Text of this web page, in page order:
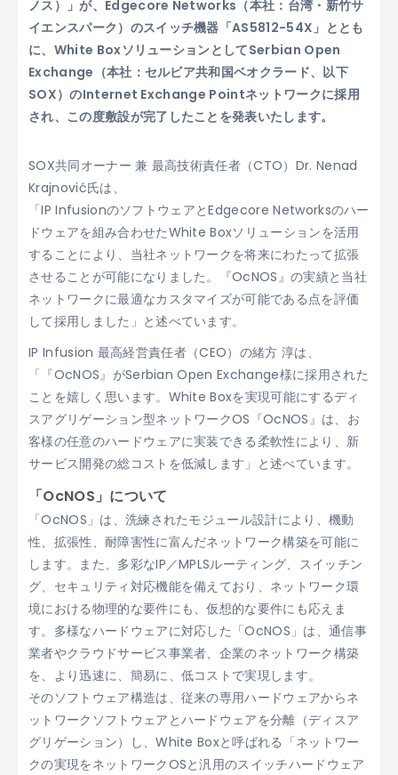
ノス）」が、Edgecore Networks（本社：台湾・新竹サ
イエンスパーク）のスイッチ機器「AS5812-54X」ととも
に、White BoxソリューションとしてSerbian Open
Exchange（本社：セルビア共和国ベオクラード、以下
SOX）のInternet Exchange Pointネットワークに採用
され、この度敷設が完了したことを発表いたします。
SOX共同オーナー 兼 最高技術責任者（CTO）Dr. Nenad
Krajnović氏は、
「IP InfusionのソフトウェアとEdgecore Networksのハー
ドウェアを組み合わせたWhite Boxソリューションを活用
することにより、当社ネットワークを将来にわたって拡張
させることが可能になりました。『OcNOS』の実績と当社
ネットワークに最適なカスタマイズが可能である点を評価
して採用しました」と述べています。
IP Infusion 最高経営責任者（CEO）の緒方 淳は、
「『OcNOS』がSerbian Open Exchange様に採用された
ことを嬉しく思います。White Boxを実現可能にするディ
スアグリゲーション型ネットワークOS『OcNOS』は、お
客様の任意のハードウェアに実装できる柔軟性により、新
サービス開発の総コストを低減します」と述べています。
「OcNOS」について
「OcNOS」は、洗練されたモジュール設計により、機動
性、拡張性、耐障害性に富んだネットワーク構築を可能に
します。また、多彩なIP／MPLSルーティング、スイッチン
グ、セキュリティ対応機能を備えており、ネットワーク環
境における物理的な要件にも、仮想的な要件にも応えま
す。多様なハードウェアに対応した「OcNOS」は、通信事
業者やクラウドサービス事業者、企業のネットワーク構築
を、より迅速に、簡易に、低コストで実現します。
そのソフトウェア構造は、従来の専用ハードウェアからネ
ットワークソフトウェアとハードウェアを分離（ディスア
グリゲーション）し、White Boxと呼ばれる「ネットワー
クの実現をネットワークOSと汎用のスイッチハードウェア